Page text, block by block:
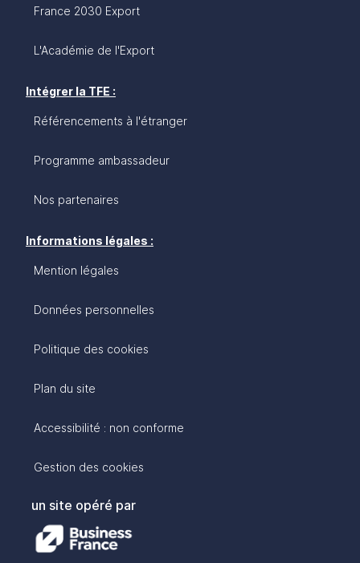
France 2030 Export
L'Académie de l'Export
Intégrer la TFE :
Référencements à l'étranger
Programme ambassadeur
Nos partenaires
Informations légales :
Mention légales
Données personnelles
Politique des cookies
Plan du site
Accessibilité : non conforme
Gestion des cookies
un site opéré par